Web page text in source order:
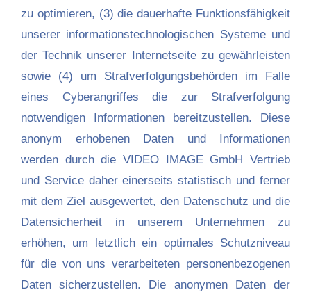
zu optimieren, (3) die dauerhafte Funktionsfähigkeit
unserer informationstechnologischen Systeme und
der Technik unserer Internetseite zu gewährleisten
sowie (4) um Strafverfolgungsbehörden im Falle
eines Cyberangriffes die zur Strafverfolgung
notwendigen Informationen bereitzustellen. Diese
anonym erhobenen Daten und Informationen
werden durch die VIDEO IMAGE GmbH Vertrieb
und Service daher einerseits statistisch und ferner
mit dem Ziel ausgewertet, den Datenschutz und die
Datensicherheit in unserem Unternehmen zu
erhöhen, um letztlich ein optimales Schutzniveau
für die von uns verarbeiteten personenbezogenen
Daten sicherzustellen. Die anonymen Daten der